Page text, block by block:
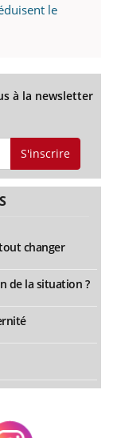
le
à la newsletter
S'inscrire
changer
de la situation ?